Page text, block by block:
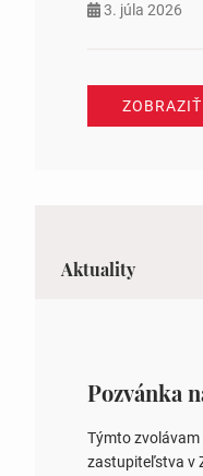
3. júla 2026
Aktuality
Týmto
zastupiteľstva v